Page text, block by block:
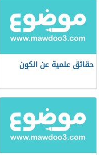
حقائق علمية عن الكون